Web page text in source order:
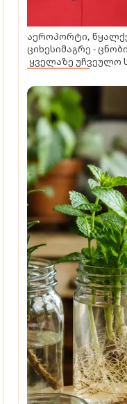
აეროპორტი,
ციხესიმაგრე -
ყველაზე უჩვეულო